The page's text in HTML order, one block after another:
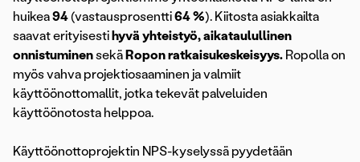
huikea94(vastausprosentti64 %). Kiitosta asiakkailta
saavat erityisesti hyvä yhteistyö, aikataulullinen
onnistuminensekä Ropon ratkaisukeskeisyys. Ropolla on
myös vahva projektiosaaminen ja valmiit
käyttöönottomallit, jotka tekevät palveluiden
käyttöönotosta helppoa.
Käyttöönottoprojektin NPS-kyselyssä pyydetään